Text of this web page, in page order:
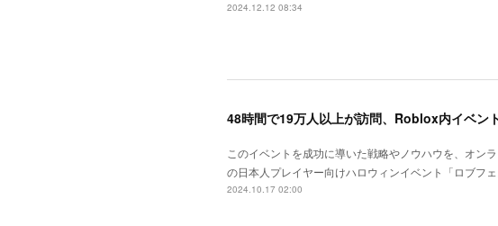
2024.12.12 08:34
48時間で19万人以上が訪問、Roblox内イベン
このイベントを成功に導いた戦略やノウハウを、オン
の日本人プレイヤー向けハロウィンイベント「ロブフ
2024.10.17 02:00